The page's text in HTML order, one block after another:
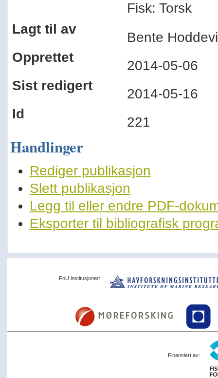
Fisk: Torsk
Lagt til av
Bente
Opprettet
2014-05-06
Sist redigert
2014-05-16
Id
221
Handlinger
Rediger publikasjon
Slett publikasjon
Legg til eller endre PDF-
Eksporter til bibliografisk
FoU institusjoner:
Finansiert av: